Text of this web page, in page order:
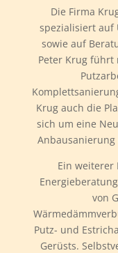
Die Firma
spezialisiert auf
sowie auf
Peter Krug führt
Krug auch die
sich um eine
Ein weiterer
von
Putz- und
Gerüsts.